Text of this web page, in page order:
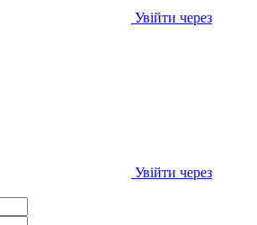
Увійти через
Увійти через